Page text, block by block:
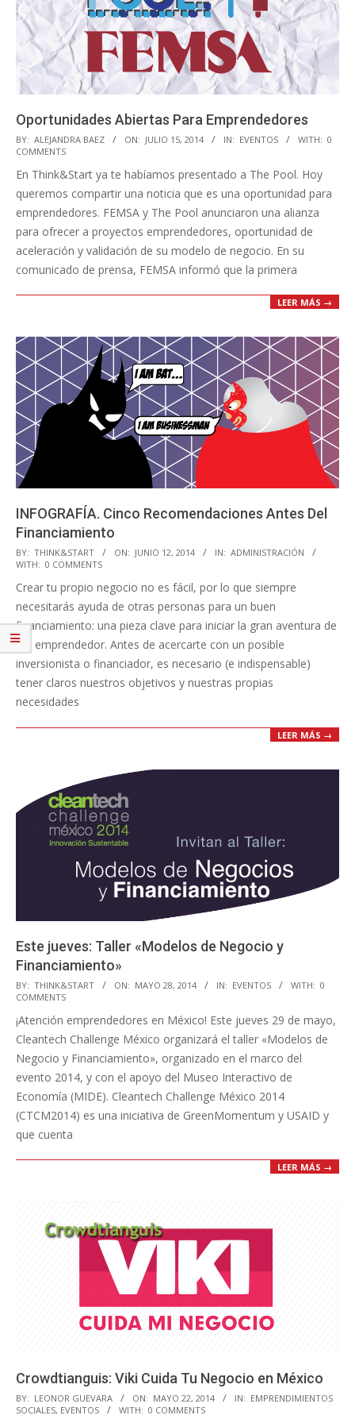
Oportunidades Abiertas Para Emprendedores
2014-
07-
15
BY: ALEJANDRA BAEZ ON: JULIO 15, 2014 IN: EVENTOS WITH: 0
COMMENTS
En Think&Start ya te habíamos presentado a The Pool. Hoy
queremos compartir una noticia que es una oportunidad para
emprendedores. FEMSA y The Pool anunciaron una alianza
para ofrecer a proyectos emprendedores, oportunidad de
aceleración y validación de su modelo de negocio. En su
comunicado de prensa, FEMSA informó que la primera
LEER MÁS →
INFOGRAFÍA. Cinco Recomendaciones Antes Del
Financiamiento
2014-
06-
12
BY: THINK&START ON: JUNIO 12, 2014 IN: ADMINISTRACIÓN
WITH: 0 COMMENTS
Crear tu propio negocio no es fácil, por lo que siempre
necesitarás ayuda de otras personas para un buen
financiamiento: una pieza clave para iniciar la gran aventura de
ser emprendedor. Antes de acercarte con un posible
inversionista o financiador, es necesario (e indispensable)
tener claros nuestros objetivos y nuestras propias
necesidades
LEER MÁS →
Este jueves: Taller «Modelos de Negocio y
Financiamiento»
2014-
05-
28
BY: THINK&START ON: MAYO 28, 2014 IN: EVENTOS WITH: 0
COMMENTS
¡Atención emprendedores en México! Este jueves 29 de mayo,
Cleantech Challenge México organizará el taller «Modelos de
Negocio y Financiamiento», organizado en el marco del
evento 2014, y con el apoyo del Museo Interactivo de
Economía (MIDE). Cleantech Challenge México 2014
(CTCM2014) es una iniciativa de GreenMomentum y USAID y
que cuenta
LEER MÁS →
Crowdtianguis: Viki Cuida Tu Negocio en México
2014-
05-
BY: LEONOR GUEVARA ON: MAYO 22, 2014 IN: EMPRENDIMIENTOS
SOCIALES, EVENTOS WITH: 0 COMMENTS